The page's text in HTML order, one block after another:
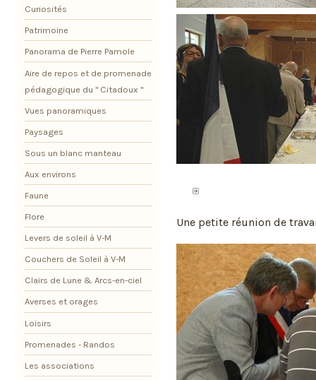
Une petite réunion de
Curiosités
Patrimoine
Panorama de Pierre Pamole
Aire de repos et de promenade
pédagogique du " Citadoux "
Vues panoramiques
Paysages
Sous un blanc manteau
Aux environs
Faune
Flore
Levers de soleil à V-M
Couchers de Soleil à V-M
Clairs de Lune & Arcs-en-ciel
Averses et orages
Loisirs
Promenades - Randos
Les associations